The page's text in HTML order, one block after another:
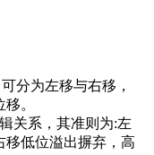
分为左移与右移，
。
关系，其准则为:左
移低位溢出摒弃，高